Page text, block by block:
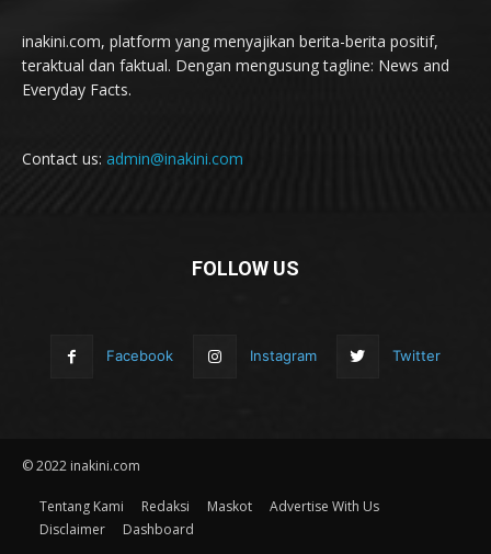
inakini.com, platform yang menyajikan berita-berita positif,
teraktual dan faktual. Dengan mengusung tagline: News and
Everyday Facts.
Contact us: admin@inakini.com
FOLLOW US
Facebook Instagram Twitter
© 2022 inakini.com
Tentang Kami Redaksi Maskot
Advertise With Us
Disclaimer
Dashboard